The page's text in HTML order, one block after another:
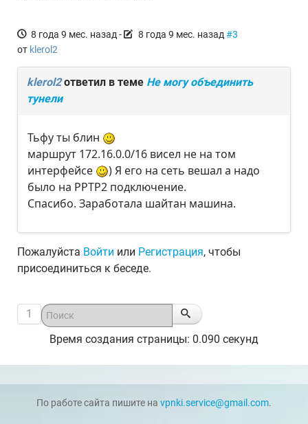
8 года 9 мес. назад - 8 года 9 мес. назад #3
от klerol2
klerol2ответил в теме Не могу объединить
тунели
Тьфу ты блин
маршрут 172.16.0.0/16 висел не на том
интерфейсе
) Я его на сеть вешал а надо
было на PPTP2 подключение.
Спасибо. Заработала шайтан машина.
Пожалуйста Войти или Регистрация, чтобы
присоединиться к беседе.
1
Время создания страницы: 0.090 секунд
По работе сайта пишите на vpnki.service@gmail.com.